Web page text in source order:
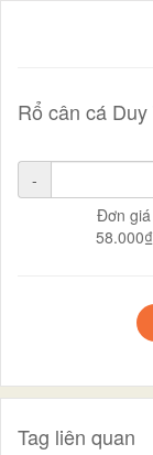
Rổ cân cá
-
Đơn giá
58.000₫
Tag liên quan